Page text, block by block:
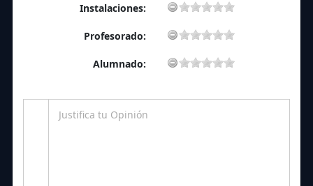
Instalaciones:
Profesorado:
Alumnado: